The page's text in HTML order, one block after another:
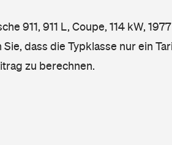
911, 911 L, Coupe, 114 kW,
dass die Typklasse nur ein
zu berechnen.